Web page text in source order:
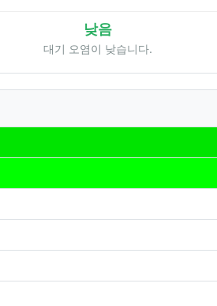
낮음
대기 오염이 낮습니다.